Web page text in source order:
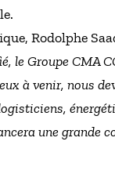
Rodolphe
le Groupe CMA
à venir, nous
une grande